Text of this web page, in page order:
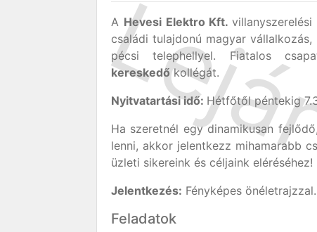
A Hevesi Elektro Kft.
családi tulajdonú magyar
pécsi telephellyel. Fiatalos
kereskedőkollégát.
Nyitvatartási idő: Hétfőtől péntekig
Ha szeretnél egy dinamikusan
lenni, akkor jelentkezz mihamarabb
üzleti sikereink és céljaink eléréséhez!
Jelentkezés: Fényképes önéletrajzzal.
Feladatok